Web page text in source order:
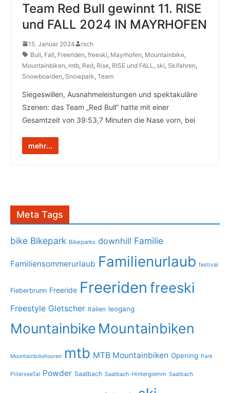
Team Red Bull gewinnt 11. RISE
und FALL 2024 IN MAYRHOFEN
15. Januar 2024
rsch
Bull, Fall, Freeriden, freeski, Mayrhofen, Mountainbike,
Mountainbiken, mtb, Red, Rise, RISE und FALL , ski, Skifahren,
Snowboarden, Snowpark, Team
Siegeswillen, Ausnahmeleistungen und spektakuläre
Szenen: das Team „Red Bull“ hatte mit einer
Gesamtzeit von 39:53,7 Minuten die Nase vorn, bei
mehr...
Meta Tags
bike Bikepark Bikeparks downhill Familie
Familiensommerurlaub Familienurlaub festival
Fieberbrunn Freeride Freeriden freeski
Freestyle Gletscher Italien leogang
Mountainbike Mountainbiken
Mountainbiketouren mtb MTB Mountainbiken Opening Park
PillerseeTal Powder Saalbach Saalbach-Hinterglemm Saalbach